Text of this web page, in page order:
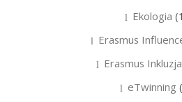
Ekologia
Erasmus
Erasmus
eTwinning